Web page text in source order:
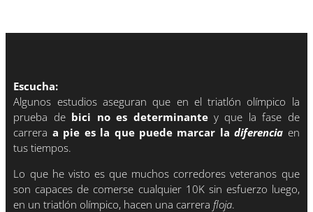
Escucha:
Algunos estudios aseguran que en el triatlón olímpico la
prueba de bici no es determinantey que la fase de
carrera a pie es la que puede marcar ladiferencia en
tus tiempos.
Lo que he visto es que muchos corredores veteranos que
son capaces de comerse cualquier 10K sin esfuerzo luego,
en un triatlón olímpico, hacen una carrera floja.